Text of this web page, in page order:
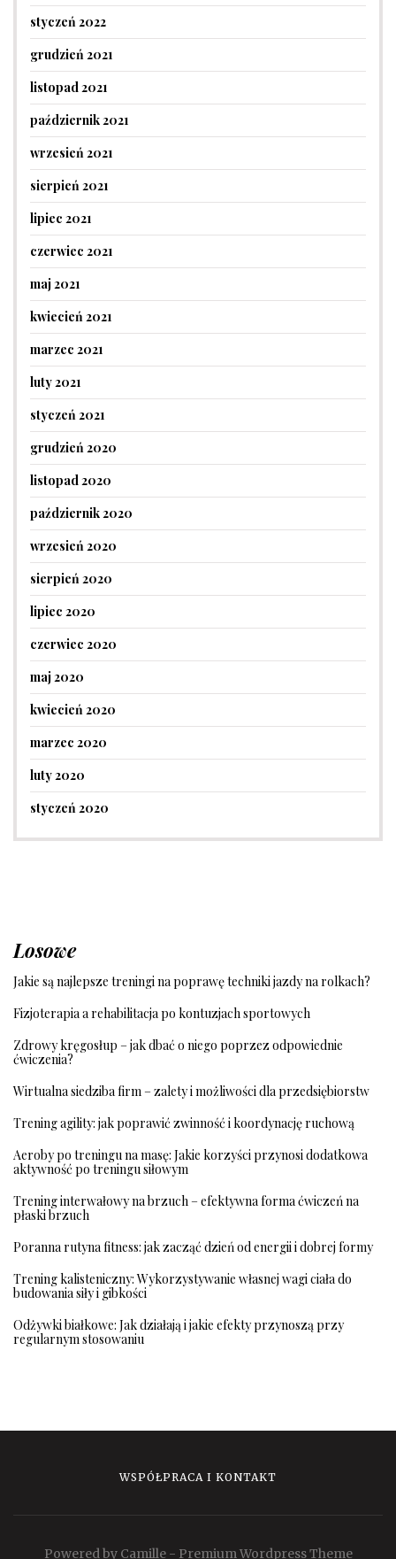
styczeń 2022
grudzień 2021
listopad 2021
październik 2021
wrzesień 2021
sierpień 2021
lipiec 2021
czerwiec 2021
maj 2021
kwiecień 2021
marzec 2021
luty 2021
styczeń 2021
grudzień 2020
listopad 2020
październik 2020
wrzesień 2020
sierpień 2020
lipiec 2020
czerwiec 2020
maj 2020
kwiecień 2020
marzec 2020
luty 2020
styczeń 2020
Losowe
Jakie są najlepsze treningi na poprawę techniki jazdy na rolkach?
Fizjoterapia a rehabilitacja po kontuzjach sportowych
Zdrowy kręgosłup – jak dbać o niego poprzez odpowiednie
ćwiczenia?
Wirtualna siedziba firm – zalety i możliwości dla przedsiębiorstw
Trening agility: jak poprawić zwinność i koordynację ruchową
Aeroby po treningu na masę: Jakie korzyści przynosi dodatkowa
aktywność po treningu siłowym
Trening interwałowy na brzuch – efektywna forma ćwiczeń na
płaski brzuch
Poranna rutyna fitness: jak zacząć dzień od energii i dobrej formy
Trening kalisteniczny: Wykorzystywanie własnej wagi ciała do
budowania siły i gibkości
Odżywki białkowe: Jak działają i jakie efekty przynoszą przy
regularnym stosowaniu
WSPÓŁPRACA I KONTAKT
Powered by Camille - Premium Wordpress Theme